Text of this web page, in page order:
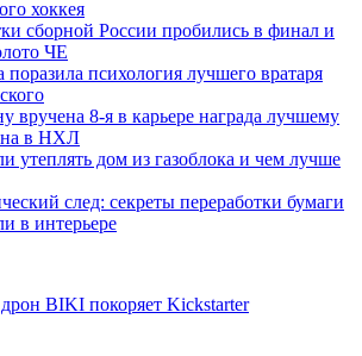
хоккея
сборной России пробились в финал и
ЧЕ
поразила психология лучшего вратаря
вручена 8-я в карьере награда лучшему
в НХЛ
утеплять дом из газоблока и чем лучше
след: секреты переработки бумаги
в интерьере
BIKI покоряет Kickstarter